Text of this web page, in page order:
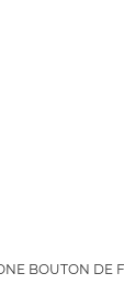
BOUTON DE